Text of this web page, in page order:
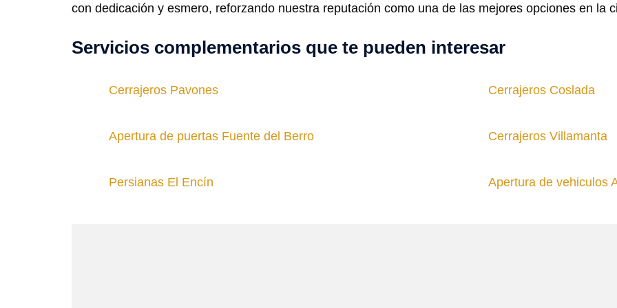
con dedicación y esmero, reforzando nuestra reputación como una de las mejores opciones en la
Servicios complementarios que te pueden interesar
Cerrajeros Pavones Cerrajeros Coslada
Apertura de puertas Fuente del Berro Cerrajeros Villamanta
Persianas El Encín Apertura de vehiculos